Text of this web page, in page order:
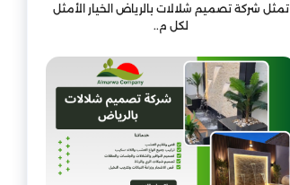
تمثل شركة تصميم شلالات بالرياض الخيار الأمثل
لكل م..